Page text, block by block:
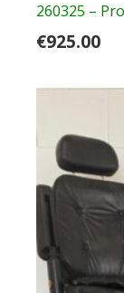
260325 –
€925.00